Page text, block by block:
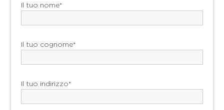
Il tuo nome*
Il tuo cognome*
Il tuo indirizzo*